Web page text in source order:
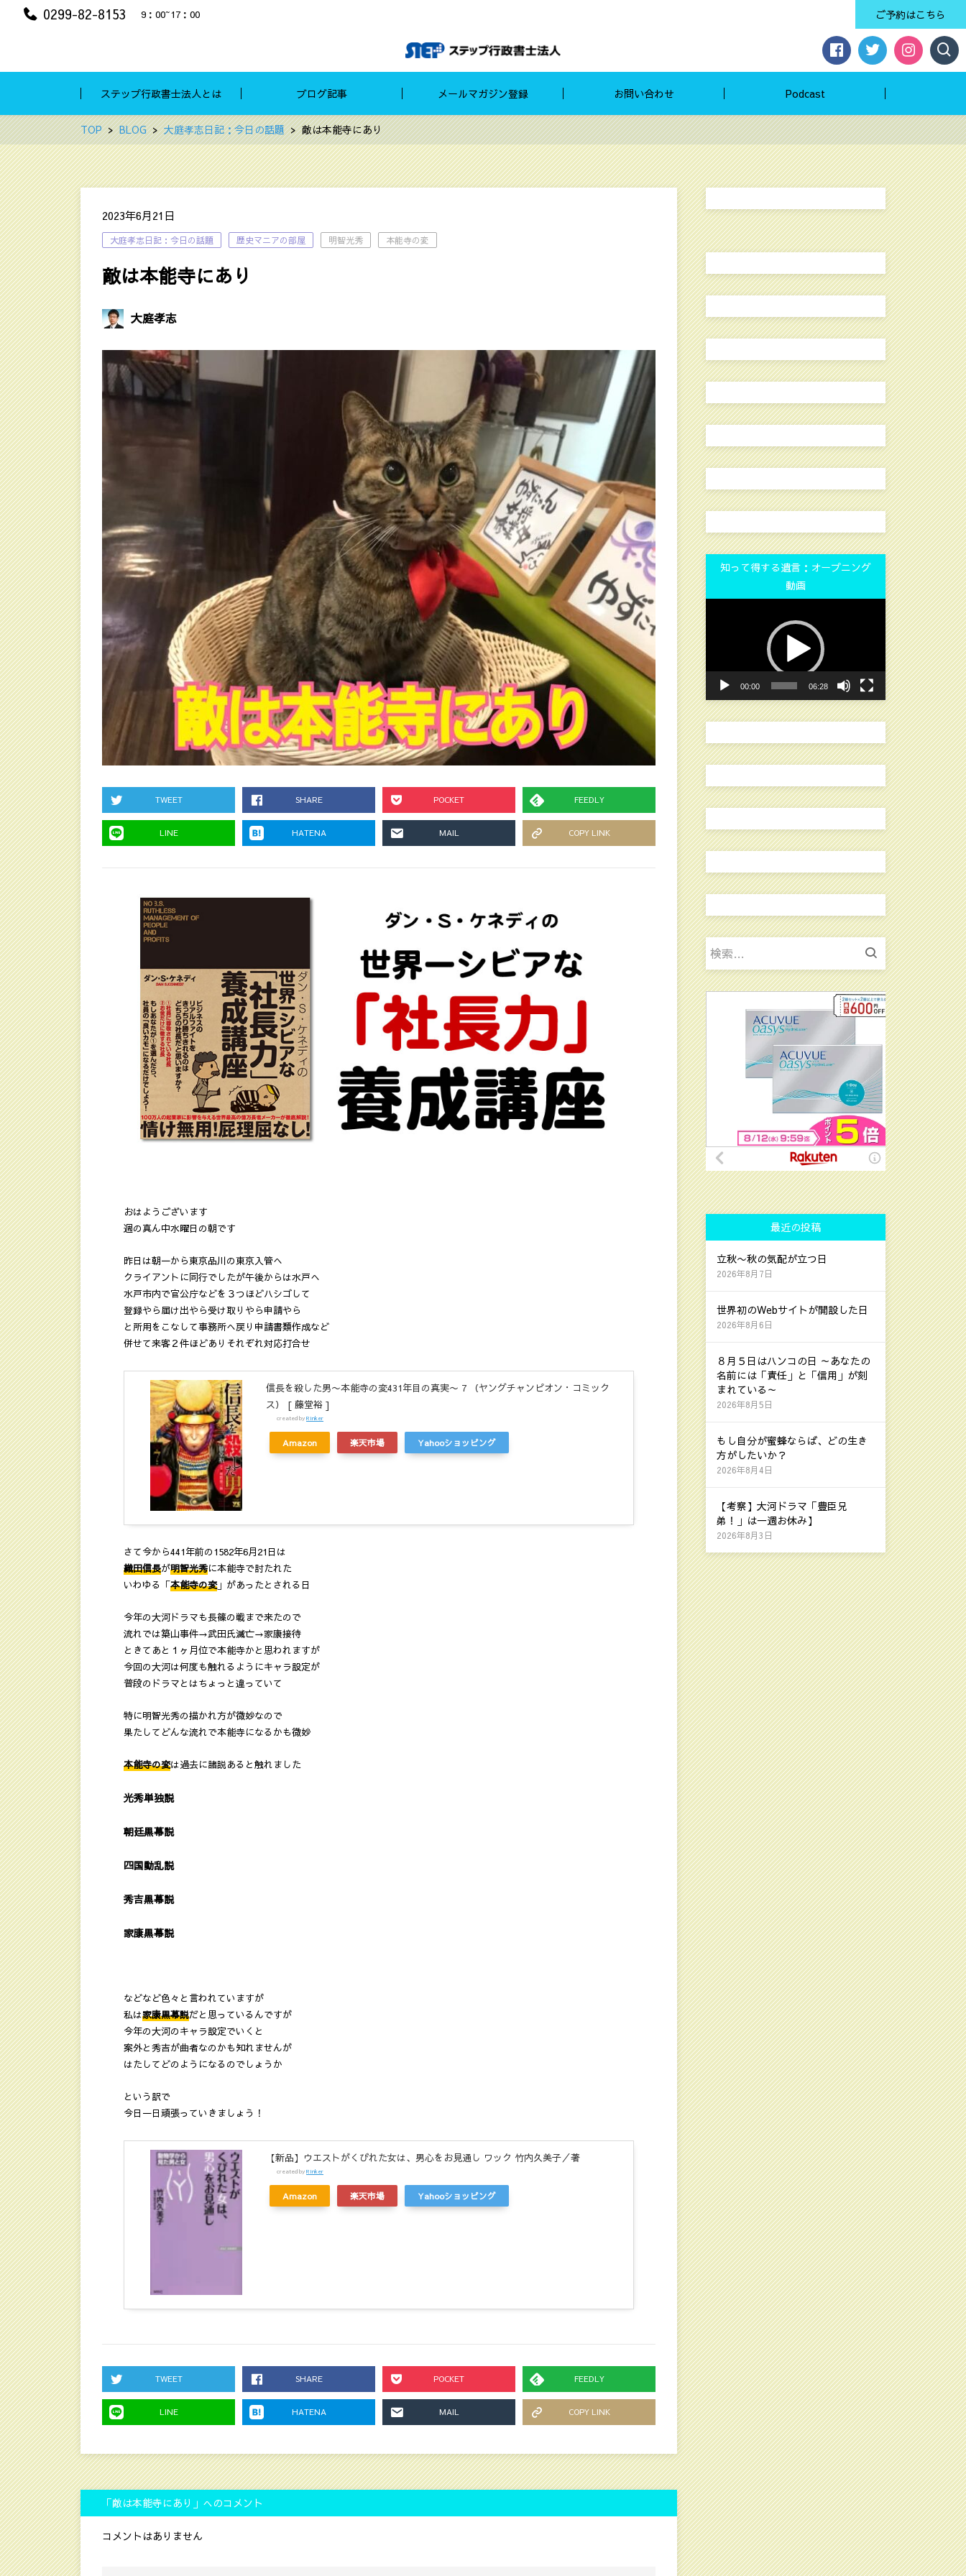
0299-82-8153 9：00~17：00 ご予約はこちら
ステップ行政書士法人とは ブログ記事 メールマガジン登録 お問い合わせ Podcast
TOP BLOG 大庭孝志日記：今日の話題 敵は本能寺にあり
2023年6月21日
大庭孝志日記：今日の話題 歴史マニアの部屋 明智光秀 本能寺の変
敵は本能寺にあり
大庭孝志
TWEET SHARE POCKET FEEDLY
LINE HATENA MAIL COPY LINK
おはようございます
週の真ん中水曜日の朝です
昨日は朝一から東京品川の東京入管へ
クライアントに同行でしたが午後からは水戸へ
水戸市内で官公庁などを３つほどハシゴして
登録やら届け出やら受け取りやら申請やら
と所用をこなして事務所へ戻り申請書類作成など
併せて来客２件ほどありそれぞれ対応打合せ
信長を殺した男〜本能寺の変431年目の真実〜 7 （ヤングチャンピオン・コミック
ス） [ 藤堂裕 ]
created byRinker
Amazon 楽天市場 Yahooショッピング
さて今から441年前の1582年6月21日は
織田信長が明智光秀に本能寺で討たれた
いわゆる「本能寺の変」があったとされる日
今年の大河ドラマも長篠の戦まで来たので
流れでは築山事件→武田氏滅亡→家康接待
ときてあと１ヶ月位で本能寺かと思われますが
今回の大河は何度も触れるようにキャラ設定が
普段のドラマとはちょっと違っていて
特に明智光秀の描かれ方が微妙なので
果たしてどんな流れで本能寺になるかも微妙
本能寺の変は過去に諸説あると触れました
光秀単独説
朝廷黒幕説
四国動乱説
秀吉黒幕説
家康黒幕説
などなど色々と言われていますが
私は家康黒幕説だと思っているんですが
今年の大河のキャラ設定でいくと
案外と秀吉が曲者なのかも知れませんが
はたしてどのようになるのでしょうか
という訳で
今日一日頑張っていきましょう！
【新品】ウエストがくびれた女は、男心をお見通し ワック 竹内久美子／著
created byRinker
Amazon 楽天市場 Yahooショッピング
TWEET SHARE POCKET FEEDLY
LINE HATENA MAIL COPY LINK
「敵は本能寺にあり」へのコメント
コメントはありません
知って得する遺言：オープニング
動画
動
画
プ
レ
ー
ヤ
ー
00:00 06:28
検
索:
最近の投稿
立秋〜秋の気配が立つ日
2026年8月7日
世界初のWebサイトが開設した日
2026年8月6日
８月５日はハンコの日 ～あなたの
名前には「責任」と「信用」が刻
まれている～
2026年8月5日
もし自分が蜜蜂ならば、どの生き
方がしたいか？
2026年8月4日
【考察】大河ドラマ「豊臣兄
弟！」は一週お休み】
2026年8月3日